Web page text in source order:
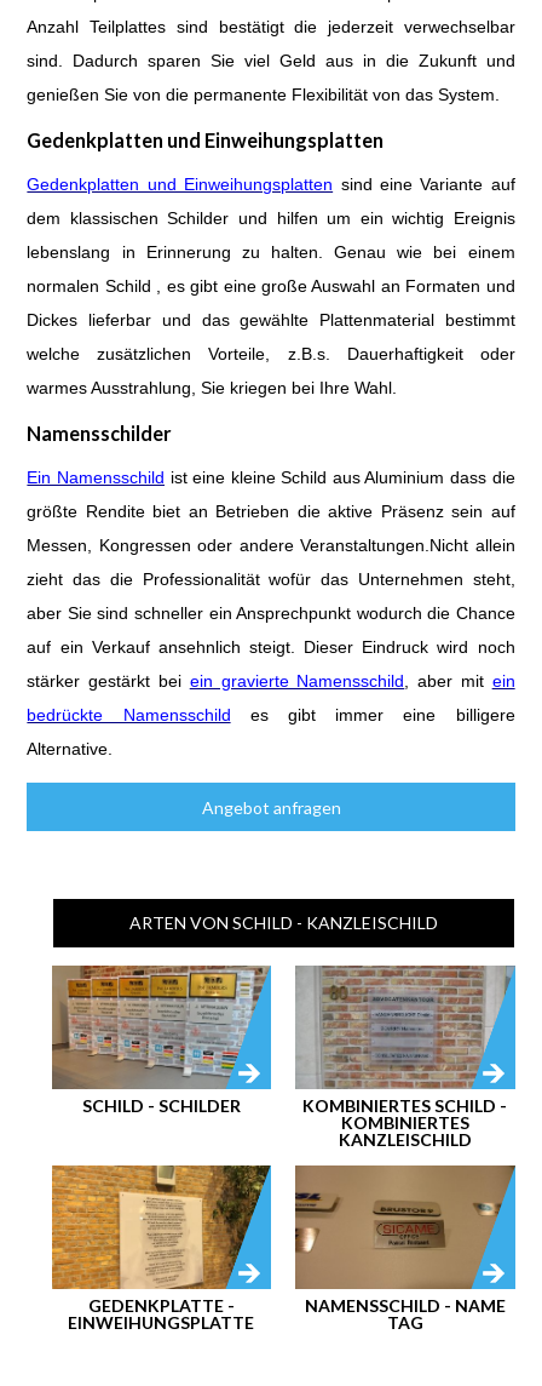
Anzahl Teilplattes sind bestätigt die jederzeit verwechselbar
sind. Dadurch sparen Sie viel Geld aus in die Zukunft und
genießen Sie von die permanente Flexibilität von das System.
Gedenkplatten und Einweihungsplatten
Gedenkplatten und Einweihungsplatten sind eine Variante auf
dem klassischen Schilder und hilfen um ein wichtig Ereignis
lebenslang in Erinnerung zu halten. Genau wie bei einem
normalen Schild , es gibt eine große Auswahl an Formaten und
Dickes lieferbar und das gewählte Plattenmaterial bestimmt
welche zusätzlichen Vorteile, z.B.s. Dauerhaftigkeit oder
warmes Ausstrahlung, Sie kriegen bei Ihre Wahl.
Namensschilder
Ein Namensschild ist eine kleine Schild aus Aluminium dass die
größte Rendite biet an Betrieben die aktive Präsenz sein auf
Messen, Kongressen oder andere Veranstaltungen.Nicht allein
zieht das die Professionalität wofür das Unternehmen steht,
aber Sie sind schneller ein Ansprechpunkt wodurch die Chance
auf ein Verkauf ansehnlich steigt. Dieser Eindruck wird noch
stärker gestärkt bei ein gravierte Namensschild, aber mit ein
bedrückte Namensschild es gibt immer eine billigere
Alternative.
Angebot anfragen
ARTEN VON SCHILD - KANZLEISCHILD
SCHILD - SCHILDER
KOMBINIERTES SCHILD -
KOMBINIERTES
KANZLEISCHILD
GEDENKPLATTE -
EINWEIHUNGSPLATTE
NAMENSSCHILD - NAME
TAG